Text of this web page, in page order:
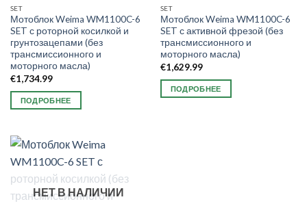
SET
Мотоблок Weima WM1100C-6
SET с роторной косилкой и
грунтозацепами (без
трансмиссионного и
моторного масла)
€1,734.99
ПОДРОБНЕЕ
SET
Мотоблок Weima WM1100C-6
SET с активной фрезой (без
трансмиссионного и
моторного масла)
€1,629.99
ПОДРОБНЕЕ
НЕТ В НАЛИЧИИ